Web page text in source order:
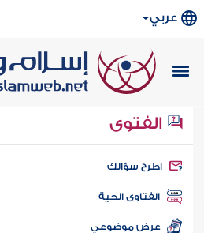
عربي
الفتوى
سؤالك
الفتاوى الحية